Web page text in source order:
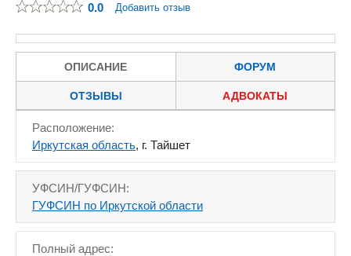
РЕКЛАМОДАТЕЛЯМ
0.0 Добавить отзыв
ОПИСАНИЕ ФОРУМ
ОТЗЫВЫ АДВОКАТЫ
Расположение:
Иркутская область, г. Тайшет
УФСИН/ГУФСИН:
ГУФСИН по Иркутской области
Полный адрес: